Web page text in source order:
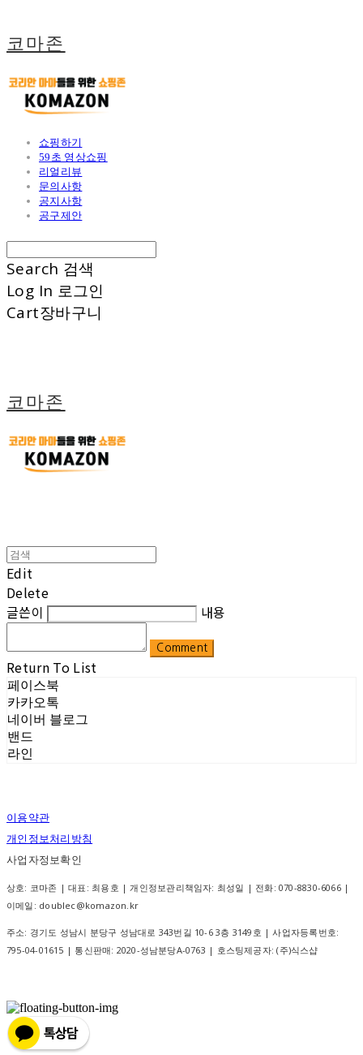
코마존
쇼핑하기
59초 영상쇼핑
리얼리뷰
문의사항
공지사항
공구제안
Search 검색
Log In 로그인
Cart장바구니
코마존
Edit
Delete
글쓴이
내용
Comment
Return To List
페이스북
카카오톡
네이버 블로그
밴드
라인
이용약관
개인정보처리방침
사업자정보확인
상호: 코마존 | 대표: 최용호 | 개인정보관리책임자: 최성일 | 전화: 070-8830-6066 |
이메일: doublec@komazon.kr
주소: 경기도 성남시 분당구 성남대로 343번길 10-6 3층 3149호 | 사업자등록번호:
795-04-01615 | 통신판매: 2020-성남분당A-0763 | 호스팅제공자: (주)식스샵